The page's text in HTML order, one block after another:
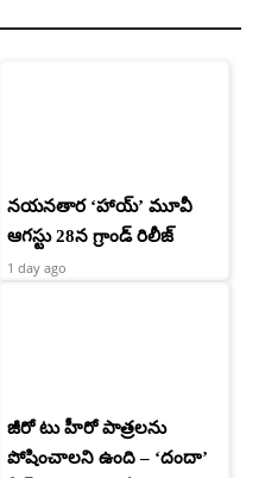
నయనతార ‘హాయ్’ మూవీ
ఆగస్టు 28న గ్రాండ్ రిలీజ్
1 day ago
జీరో టు హీరో పాత్రలను
పోషించాలని ఉంది – ‘దందా’